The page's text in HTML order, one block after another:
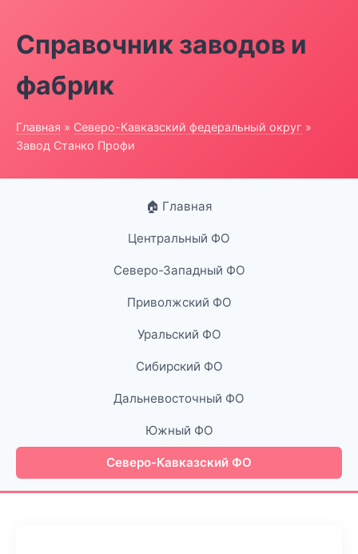
Справочник заводов и
фабрик
Главная » Северо-Кавказский федеральный округ »
Завод Станко Профи
🏠 Главная
Центральный ФО
Северо-Западный ФО
Приволжский ФО
Уральский ФО
Сибирский ФО
Дальневосточный ФО
Южный ФО
Северо-Кавказский ФО